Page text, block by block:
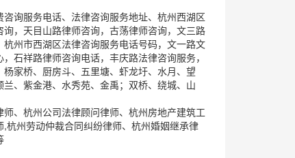
询服务电话、法律咨询服务地址、杭州西湖区
，天目山路律师咨询，古荡律师咨询，文三路
州市西湖区法律咨询服务电话号码，文一路文
石祥路律师咨询电话，丰庆路法律咨询服务，
家桥、厨房斗、五里塘、虾龙圩、水月、望
、紫金港、水秀苑、金禹；双桥、绕城、山
、杭州公司法律顾问律师、杭州房地产建筑工
州劳动仲裁合同纠纷律师、杭州婚姻继承律